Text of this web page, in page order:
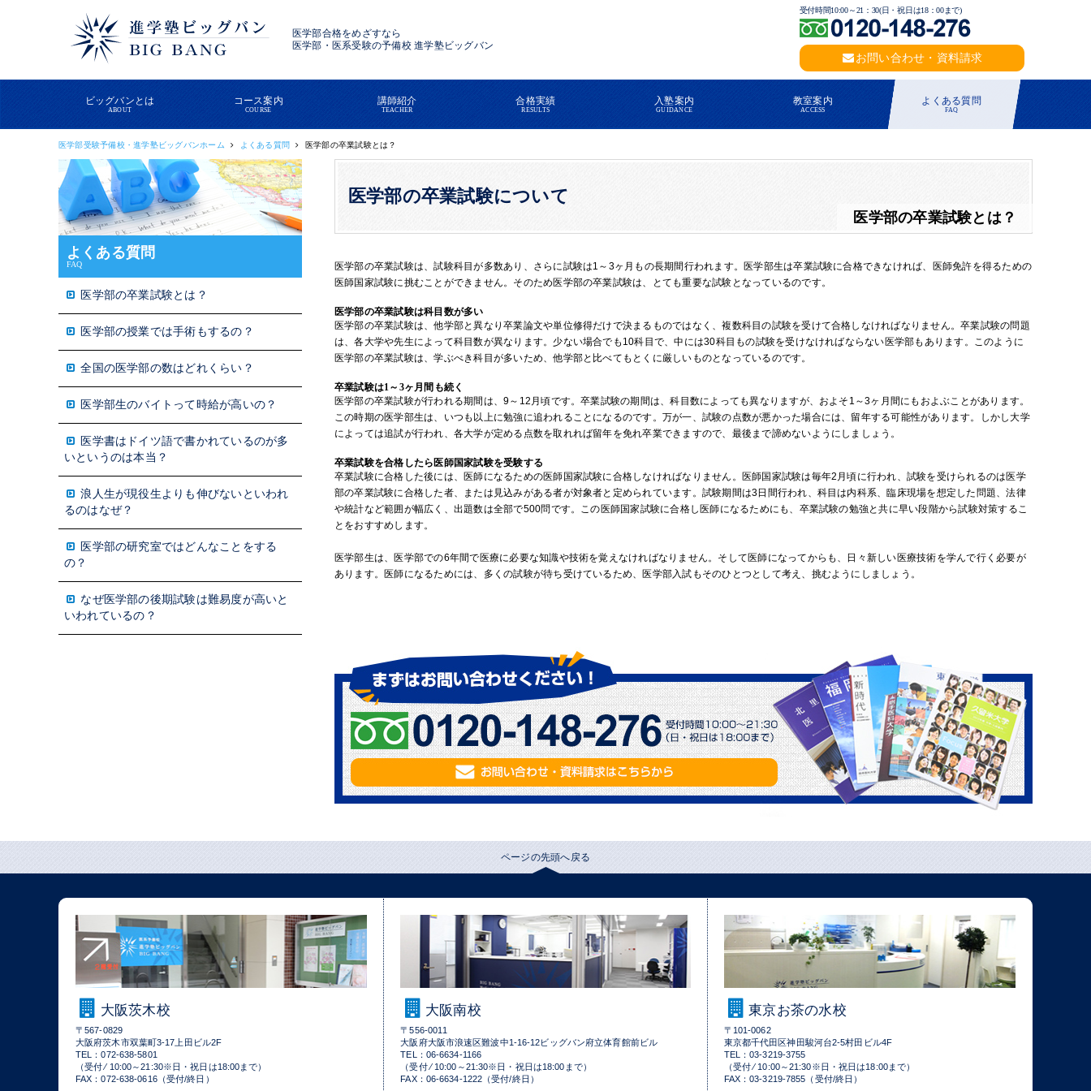
医学部合格をめざすなら
医学部・医系受験の予備校 進学塾ビッグバン
受付時間10:00～21：30(日・祝日は18：00まで)
お問い合わせ・資料請求
ビッグバンとは
ABOUT
コース案内
COURSE
講師紹介
TEACHER
合格実績
RESULTS
入塾案内
GUIDANCE
教室案内
ACCESS
よくある質問
FAQ
医学部受験予備校・進学塾ビッグバンホーム よくある質問 医学部の卒業試験とは？
医学部の卒業試験について
医学部の卒業試験とは？
医学部の卒業試験は、試験科目が多数あり、さらに試験は1～3ヶ月もの長期間行われます。医学部生は卒業試験に合格できなければ、医師免許を得るための
医師国家試験に挑むことができません。そのため医学部の卒業試験は、とても重要な試験となっているのです。
医学部の卒業試験は科目数が多い
医学部の卒業試験は、他学部と異なり卒業論文や単位修得だけで決まるものではなく、複数科目の試験を受けて合格しなければなりません。卒業試験の問題
は、各大学や先生によって科目数が異なります。少ない場合でも10科目で、中には30科目もの試験を受けなければならない医学部もあります。このように
医学部の卒業試験は、学ぶべき科目が多いため、他学部と比べてもとくに厳しいものとなっているのです。
卒業試験は1～3ヶ月間も続く
医学部の卒業試験が行われる期間は、9～12月頃です。卒業試験の期間は、科目数によっても異なりますが、およそ1～3ヶ月間にもおよぶことがあります。
この時期の医学部生は、いつも以上に勉強に追われることになるのです。万が一、試験の点数が悪かった場合には、留年する可能性があります。しかし大学
によっては追試が行われ、各大学が定める点数を取れれば留年を免れ卒業できますので、最後まで諦めないようにしましょう。
卒業試験を合格したら医師国家試験を受験する
卒業試験に合格した後には、医師になるための医師国家試験に合格しなければなりません。医師国家試験は毎年2月頃に行われ、試験を受けられるのは医学
部の卒業試験に合格した者、または見込みがある者が対象者と定められています。試験期間は3日間行われ、科目は内科系、臨床現場を想定した問題、法律
や統計など範囲が幅広く、出題数は全部で500問です。この医師国家試験に合格し医師になるためにも、卒業試験の勉強と共に早い段階から試験対策するこ
とをおすすめします。
医学部生は、医学部での6年間で医療に必要な知識や技術を覚えなければなりません。そして医師になってからも、日々新しい医療技術を学んで行く必要が
あります。医師になるためには、多くの試験が待ち受けているため、医学部入試もそのひとつとして考え、挑むようにしましょう。
よくある質問
FAQ
医学部の卒業試験とは？
医学部の授業では手術もするの？
全国の医学部の数はどれくらい？
医学部生のバイトって時給が高いの？
医学書はドイツ語で書かれているのが多
いというのは本当？
浪人生が現役生よりも伸びないといわれ
るのはなぜ？
医学部の研究室ではどんなことをする
の？
なぜ医学部の後期試験は難易度が高いと
いわれているの？
ページの先頭へ戻る
大阪茨木校
〒567-0829
大阪府茨木市双葉町3-17上田ビル2F
TEL：072-638-5801
（受付 ⁄ 10:00～21:30※日・祝日は18:00まで）
FAX：072-638-0616（受付/終日）
大阪南校
〒556-0011
大阪府大阪市浪速区難波中1-16-12ビッグバン府立体育館前ビル
TEL：06-6634-1166
（受付 ⁄ 10:00～21:30※日・祝日は18:00まで）
FAX：06-6634-1222（受付/終日）
東京お茶の水校
〒101-0062
東京都千代田区神田駿河台2-5村田ビル4F
TEL：03-3219-3755
（受付 ⁄ 10:00～21:30※日・祝日は18:00まで）
FAX：03-3219-7855（受付/終日）